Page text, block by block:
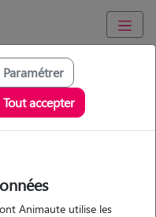
Aubenas
Petsitter à
Paramétrer
Tout accepter
Animaute utilise les